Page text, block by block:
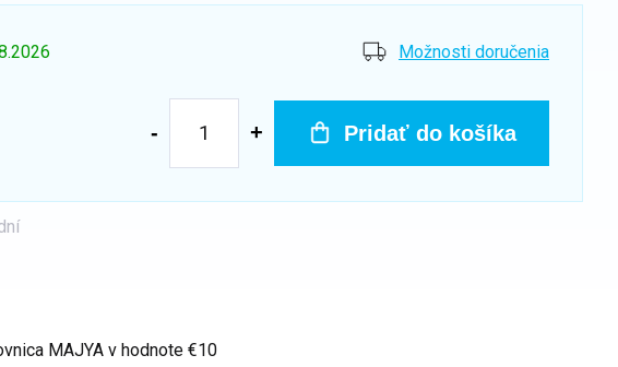
MAJYA v hodnote €10
Možnosti doručenia
Pridať do košíka